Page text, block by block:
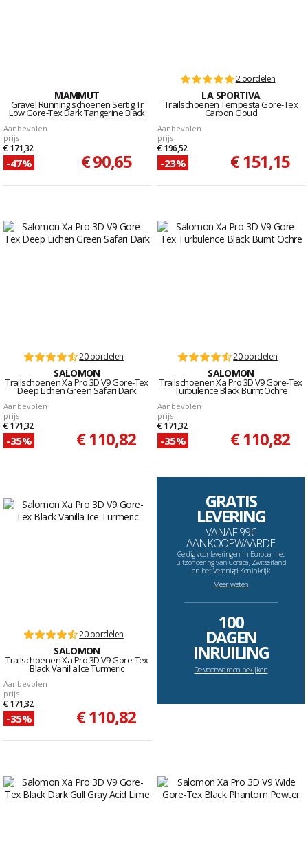
MAMMUT
Gravel Running schoenen Sertig Tr
Low Gore-Tex Dark Tangerine Black
Aanbevolen
prijs
€ 171,32
-47% € 90,65
2 oordelen
LA SPORTIVA
Trailschoenen Tempesta Gore-Tex
Carbon Cloud
Aanbevolen
prijs
€ 196,52
-23% € 151,15
20 oordelen
SALOMON
Trailschoenen Xa Pro 3D V9 Gore-Tex
Deep Lichen Green Safari Dark
Aanbevolen
prijs
€ 171,32
-35% € 110,82
20 oordelen
SALOMON
Trailschoenen Xa Pro 3D V9 Gore-Tex
Turbulence Black Burnt Ochre
Aanbevolen
prijs
€ 171,32
-35% € 110,82
20 oordelen
SALOMON
Trailschoenen Xa Pro 3D V9 Gore-Tex
Black Vanilla Ice Turmeric
Aanbevolen
prijs
€ 171,32
-35% € 110,82
GRATIS
LEVERING
VANAF 99€
AANKOOPWAARDE
Geldig voor leveringen in Europa met
uitzondering van Corsica, Zwitserland
en het Verenigd Koninkrijk
Meer weten
--------------------------------------------------------------------
100
DAGEN
INRUILING
De voorwarden bekijken